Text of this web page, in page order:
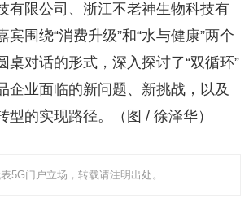
有限公司、浙江不老神生物科技有
宾围绕“消费升级”和“水与健康”两个
桌对话的形式，深入探讨了“双循环”
企业面临的新问题、新挑战，以及
型的实现路径。（图 / 徐泽华）
5G门户立场，转载请注明出处。